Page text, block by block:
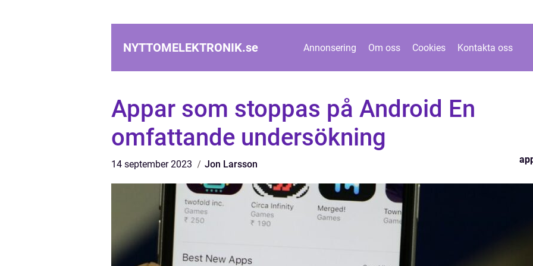
NYTTOMELEKTRONIK.se Annonsering Om oss Cookies Kontakta oss
Appar som stoppas på Android En
omfattande undersökning
14 september 2023 Jon Larsson